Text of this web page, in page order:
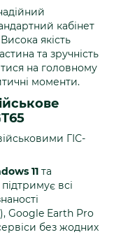
кабінет
якість
та зручність
на головному
моменти.
ГІС-
11 та
всі
Google Earth Pro
без жодних